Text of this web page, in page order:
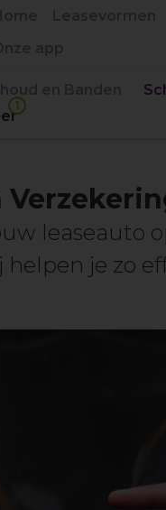
leaseauto
helpen je zo